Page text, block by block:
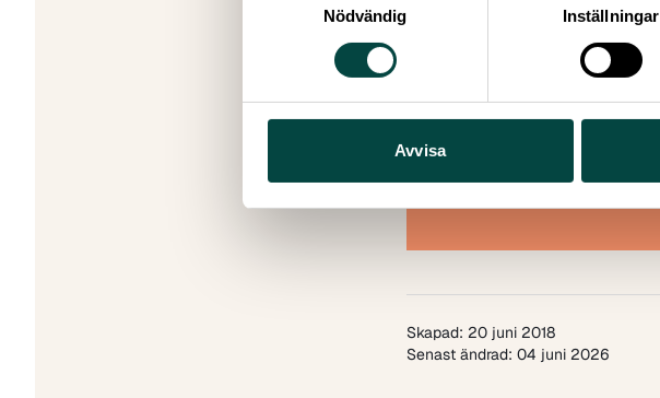
Nödvändig
Inställningar
Avvisa
VA-rapport 2018:3
Antal sidor:50
Skapad: 20 juni 2018
Senast ändrad: 04 juni 2026